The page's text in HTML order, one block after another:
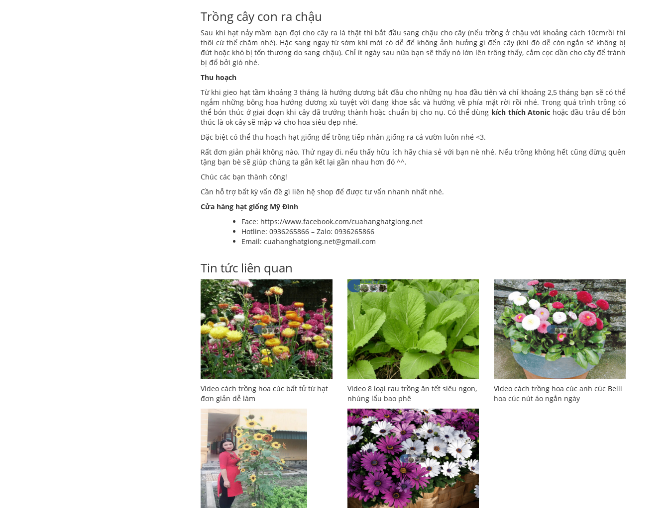
Trồng cây con ra chậu
Sau khi hạt nảy mầm bạn đợi cho cây ra lá thật thì bắt đầu sang chậu cho cây (nếu trồng ở chậu với khoảng cách 10cmrồi thì
thôi cứ thế chăm nhé). Hặc sang ngay từ sớm khi mới có dễ để không ảnh hưởng gì đến cây (khi đó dễ còn ngắn sẽ không bị
đứt hoặc khó bị tổn thương do sang chậu). Chỉ ít ngày sau nữa bạn sẽ thấy nó lớn lên trông thấy, cắm cọc dần cho cây để tránh
bị đổ bởi gió nhé.
Thu hoạch
Từ khi gieo hạt tầm khoảng 3 tháng là hướng dương bắt đầu cho những nụ hoa đầu tiên và chỉ khoảng 2,5 tháng bạn sẽ có thể
ngắm những bông hoa hướng dương xù tuyệt vời đang khoe sắc và hướng về phía mặt rời rồi nhé. Trong quá trình trồng có
thể bón thúc ở giai đoạn khi cây đã trưởng thành hoặc chuẩn bị cho nụ. Có thể dùng kích thích Atonic hoặc đầu trâu để bón
thúc là ok cây sẽ mập và cho hoa siêu đẹp nhé.
Đặc biệt có thể thu hoạch hạt giống để trồng tiếp nhân giống ra cả vườn luôn nhé <3.
Rất đơn giản phải không nào. Thử ngay đi, nếu thấy hữu ích hãy chia sẻ với bạn nè nhé. Nếu trồng không hết cũng đừng quên
tặng bạn bè sẽ giúp chúng ta gắn kết lại gần nhau hơn đó ^^.
Chúc các bạn thành công!
Cần hỗ trợ bất kỳ vấn đề gì liên hệ shop để được tư vấn nhanh nhất nhé.
Cửa hàng hạt giống Mỹ Đình
Face: https://www.facebook.com/cuahanghatgiong.net
Hotline: 0936265866 – Zalo: 0936265866
Email: cuahanghatgiong.net@gmail.com
Tin tức liên quan
Video cách trồng hoa cúc bất tử từ hạt
đơn giản dễ làm
Video 8 loại rau trồng ăn tết siêu ngon,
nhúng lẩu bao phê
Video cách trồng hoa cúc anh cúc Belli
hoa cúc nút áo ngắn ngày